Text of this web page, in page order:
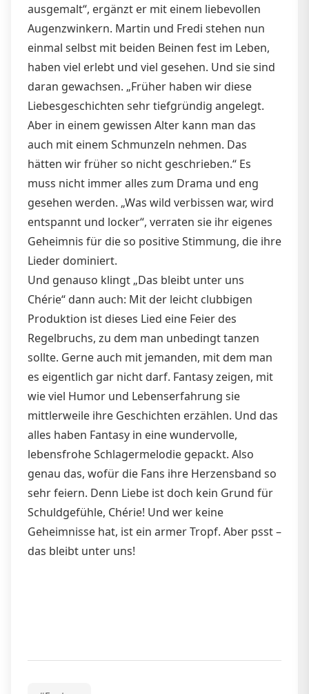
ausgemalt“, ergänzt er mit einem liebevollen
Augenzwinkern. Martin und Fredi stehen nun
einmal selbst mit beiden Beinen fest im Leben,
haben viel erlebt und viel gesehen. Und sie sind
daran gewachsen. „Früher haben wir diese
Liebesgeschichten sehr tiefgründig angelegt.
Aber in einem gewissen Alter kann man das
auch mit einem Schmunzeln nehmen. Das
hätten wir früher so nicht geschrieben.“ Es
muss nicht immer alles zum Drama und eng
gesehen werden. „Was wild verbissen war, wird
entspannt und locker“, verraten sie ihr eigenes
Geheimnis für die so positive Stimmung, die ihre
Lieder dominiert.
Und genauso klingt „Das bleibt unter uns
Chérie“ dann auch: Mit der leicht clubbigen
Produktion ist dieses Lied eine Feier des
Regelbruchs, zu dem man unbedingt tanzen
sollte. Gerne auch mit jemanden, mit dem man
es eigentlich gar nicht darf. Fantasy zeigen, mit
wie viel Humor und Lebenserfahrung sie
mittlerweile ihre Geschichten erzählen. Und das
alles haben Fantasy in eine wundervolle,
lebensfrohe Schlagermelodie gepackt. Also
genau das, wofür die Fans ihre Herzensband so
sehr feiern. Denn Liebe ist doch kein Grund für
Schuldgefühle, Chérie! Und wer keine
Geheimnisse hat, ist ein armer Tropf. Aber psst –
das bleibt unter uns!